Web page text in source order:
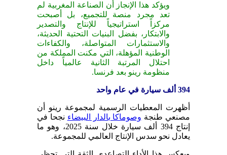
ويؤكد هذا الإنجاز أن الصناعة المغربية لم
تعد مجرد منصة للتجميع، بل أصبحت
مركزاً استراتيجياً للإنتاج والتصدير
والابتكار، بفضل البنيات التحتية الحديثة،
والاستثمارات المتواصلة، والكفاءات
الوطنية المؤهلة، التي مكنت المملكة من
احتلال المرتبة الثانية عالمياً داخل
منظومة رينو بعد فرنسا.
394 ألف سيارة في عام واحد
أظهرت المعطيات الرسمية لمجموعة رينو أن
مصنعي طنجة وصوماكا بالدار البيضاء نجحا في
إنتاج 394 ألف سيارة خلال سنة 2025، وهو ما
يعادل نحو سدس الإنتاج العالمي للمجموعة.